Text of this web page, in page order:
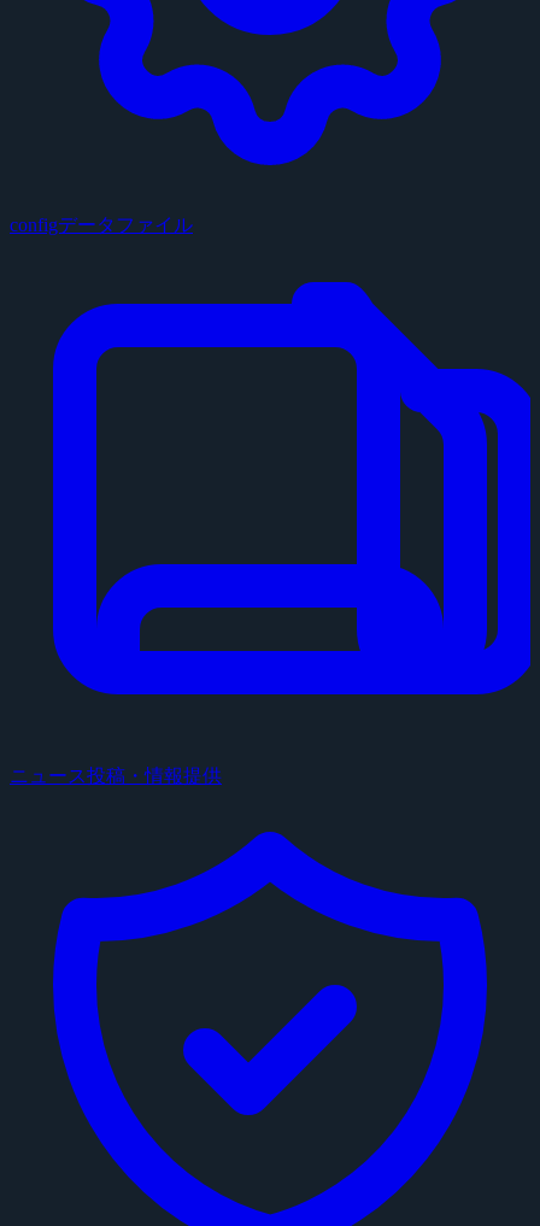
configデータファイル
ニュース投稿・情報提供